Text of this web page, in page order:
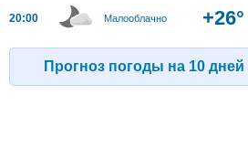
20:00 Малооблачно +26°
Прогноз погоды на 10